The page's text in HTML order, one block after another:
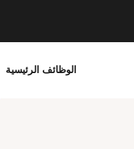
الوظائف الرئيسية